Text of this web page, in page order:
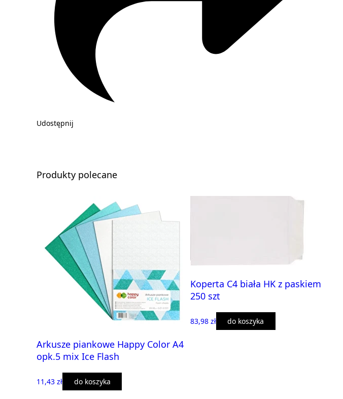
Udostępnij
Produkty polecane
Arkusze piankowe Happy Color A4
opk.5 mix Ice Flash
11,43 zł do koszyka
Koperta C4 biała HK z paskiem
250 szt
83,98 zł do koszyka